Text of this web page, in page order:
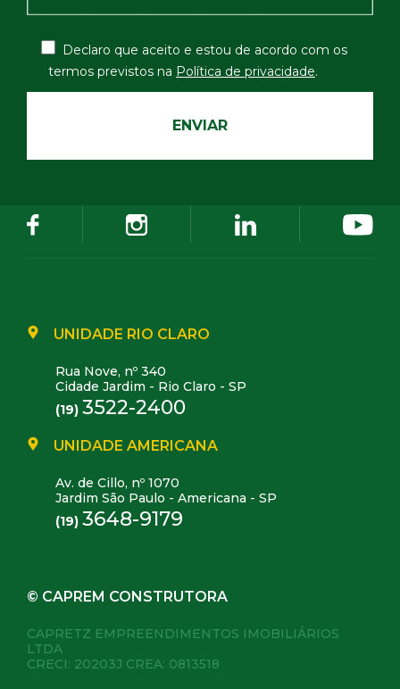
Declaro que aceito e estou de acordo com os
termos previstos na Política de privacidade.
UNIDADE RIO CLARO
Rua Nove, nº 340
Cidade Jardim - Rio Claro - SP
(19) 3522-2400
UNIDADE AMERICANA
Av. de Cillo, nº 1070
Jardim São Paulo - Americana - SP
(19) 3648-9179
© CAPREM CONSTRUTORA
CAPRETZ EMPREENDIMENTOS IMOBILIÁRIOS
LTDA
CRECI: 20203J CREA: 0813518